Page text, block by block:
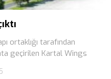
ortaklığı tarafından
geçirilen Kartal Wings